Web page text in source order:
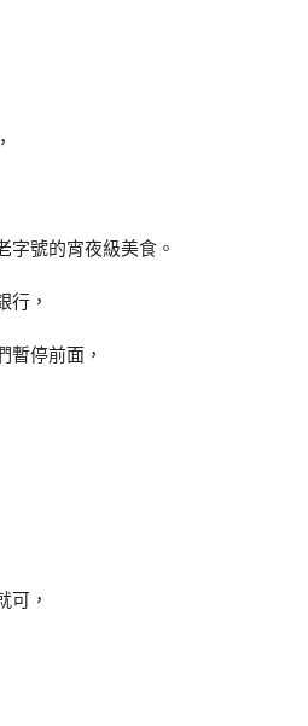
字號的宵夜級美食。
行，
暫停前面，
可，